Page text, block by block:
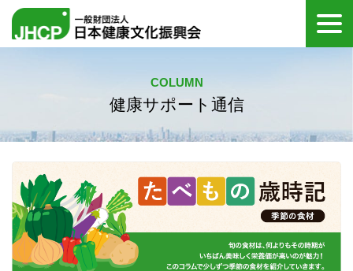
健康教育
当会について
COLUMN
健康サポート通信